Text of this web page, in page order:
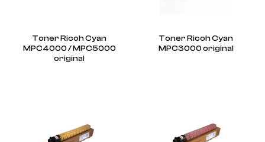
Toner Ricoh Cyan
MPC4000 / MPC5000
original
Toner Ricoh Cyan
MPC3000 original